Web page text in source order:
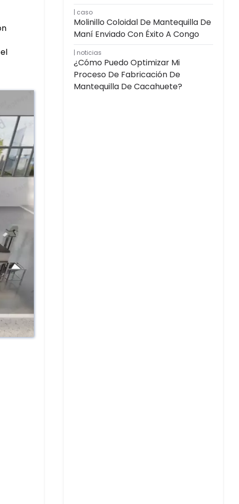
caso
Molinillo Coloidal De Mantequilla De
Maní Enviado Con Éxito A Congo
noticias
¿Cómo Puedo Optimizar Mi
Proceso De Fabricación De
Mantequilla De Cacahuete?